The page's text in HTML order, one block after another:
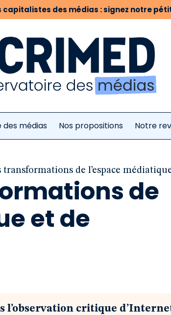
capitalistes des médias : signez notre
médias Nos propositions Notre
de l’espace
de
et de
l’observation critique